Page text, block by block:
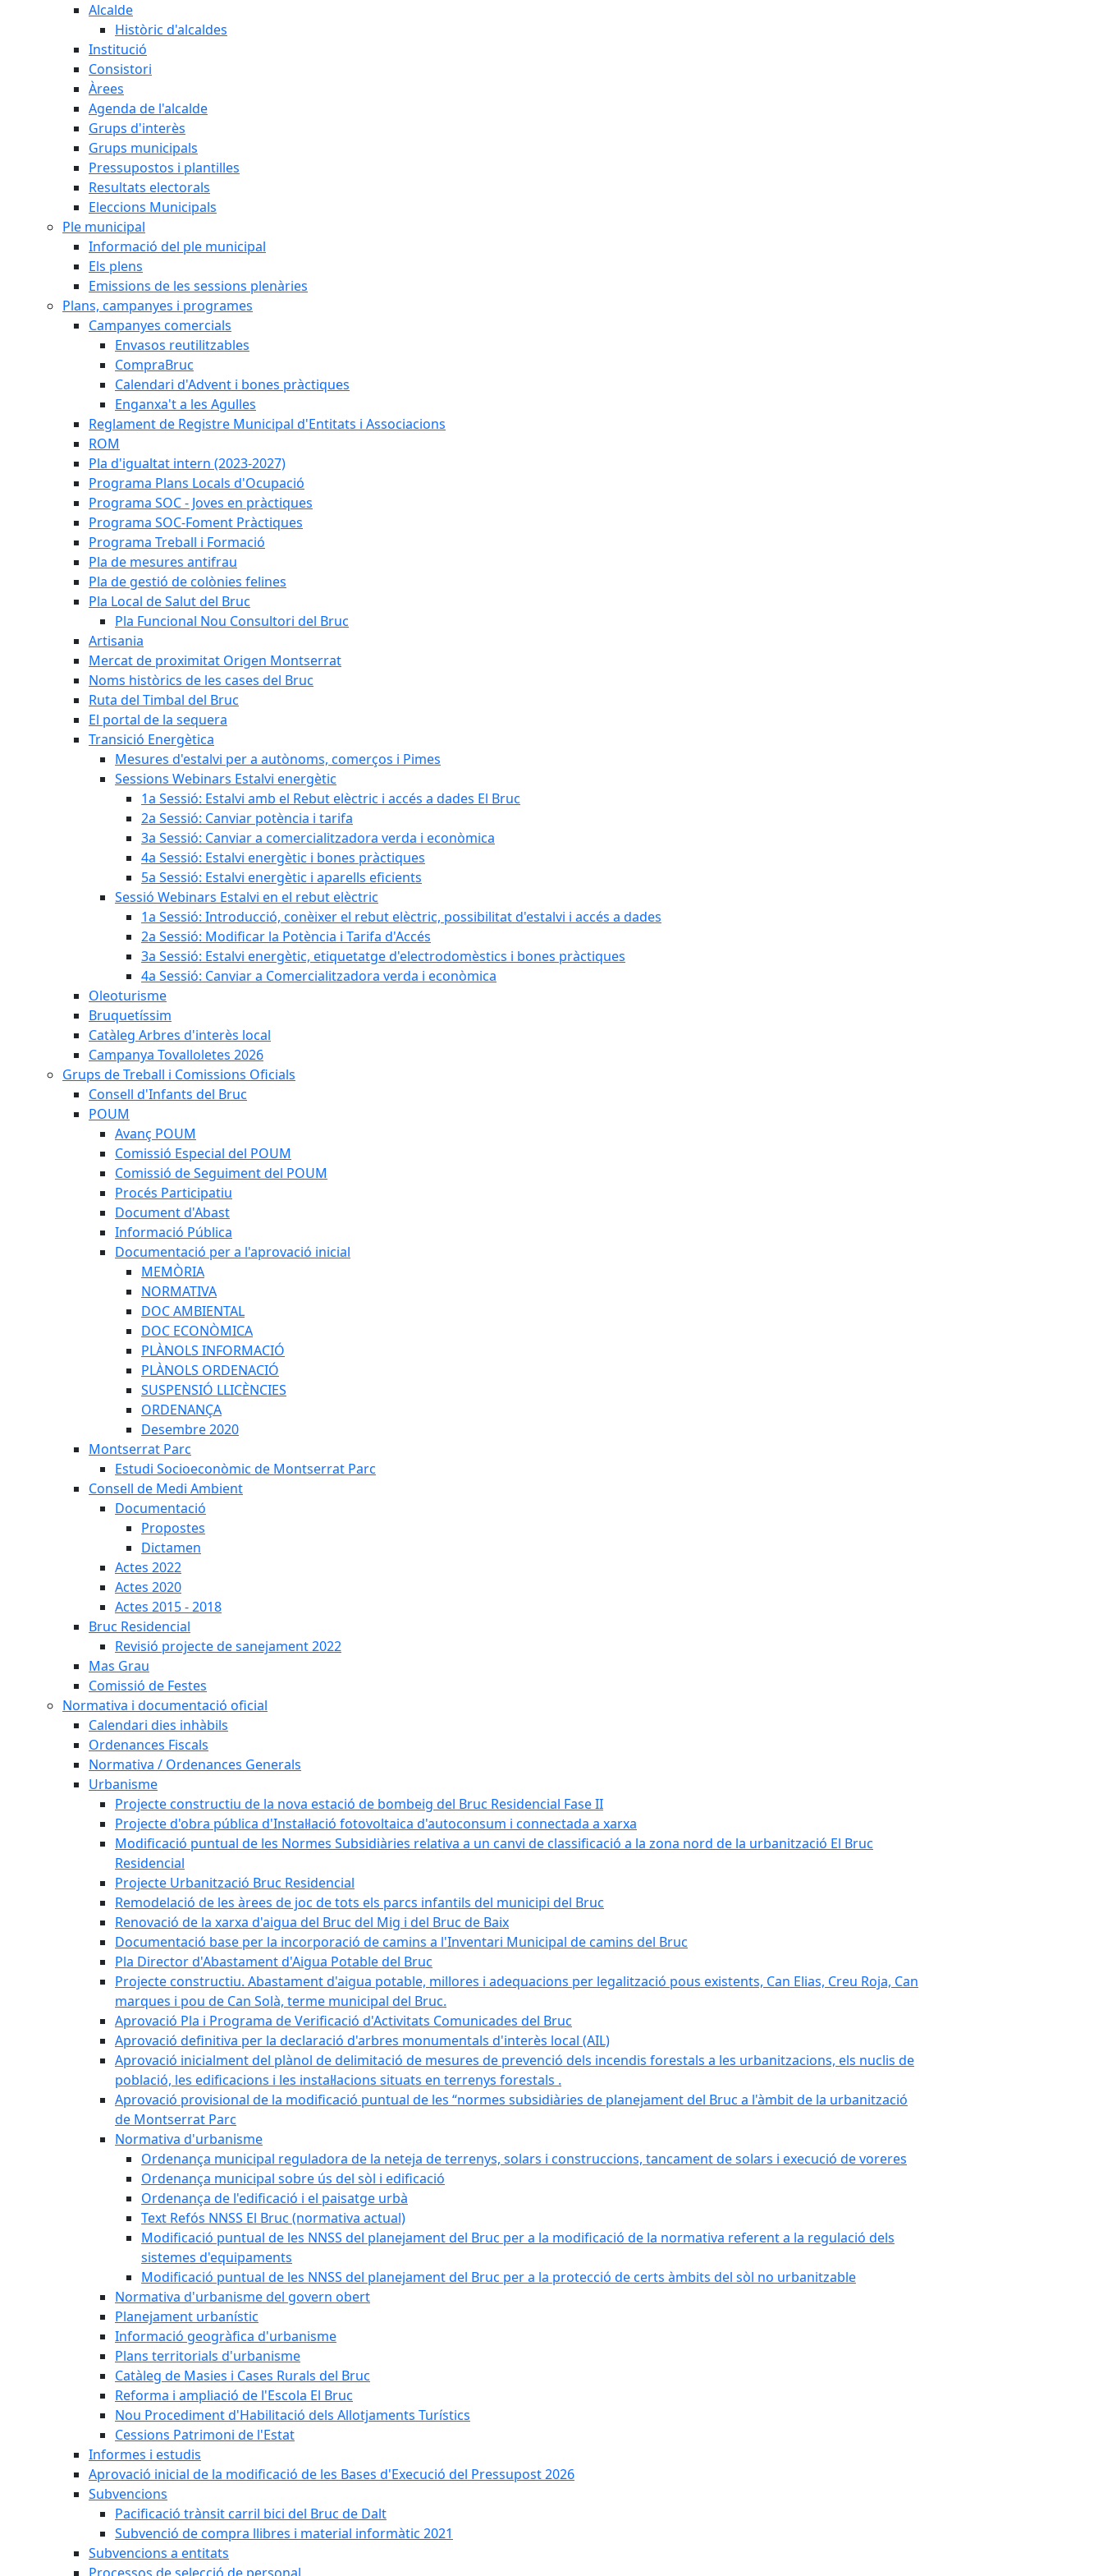
Alcalde
Històric d'alcaldes
Institució
Consistori
Àrees
Agenda de l'alcalde
Grups d'interès
Grups municipals
Pressupostos i plantilles
Resultats electorals
Eleccions Municipals
Ple municipal
Informació del ple municipal
Els plens
Emissions de les sessions plenàries
Plans, campanyes i programes
Campanyes comercials
Envasos reutilitzables
CompraBruc
Calendari d'Advent i bones pràctiques
Enganxa't a les Agulles
Reglament de Registre Municipal d'Entitats i Associacions
ROM
Pla d'igualtat intern (2023-2027)
Programa Plans Locals d'Ocupació
Programa SOC - Joves en pràctiques
Programa SOC-Foment Pràctiques
Programa Treball i Formació
Pla de mesures antifrau
Pla de gestió de colònies felines
Pla Local de Salut del Bruc
Pla Funcional Nou Consultori del Bruc
Artisania
Mercat de proximitat Origen Montserrat
Noms històrics de les cases del Bruc
Ruta del Timbal del Bruc
El portal de la sequera
Transició Energètica
Mesures d'estalvi per a autònoms, comerços i Pimes
Sessions Webinars Estalvi energètic
1a Sessió: Estalvi amb el Rebut elèctric i accés a dades El Bruc
2a Sessió: Canviar potència i tarifa
3a Sessió: Canviar a comercialitzadora verda i econòmica
4a Sessió: Estalvi energètic i bones pràctiques
5a Sessió: Estalvi energètic i aparells eficients
Sessió Webinars Estalvi en el rebut elèctric
1a Sessió: Introducció, conèixer el rebut elèctric, possibilitat d'estalvi i accés a dades
2a Sessió: Modificar la Potència i Tarifa d'Accés
3a Sessió: Estalvi energètic, etiquetatge d'electrodomèstics i bones pràctiques
4a Sessió: Canviar a Comercialitzadora verda i econòmica
Oleoturisme
Bruquetíssim
Catàleg Arbres d'interès local
Campanya Tovalloletes 2026
Grups de Treball i Comissions Oficials
Consell d'Infants del Bruc
POUM
Avanç POUM
Comissió Especial del POUM
Comissió de Seguiment del POUM
Procés Participatiu
Document d'Abast
Informació Pública
Documentació per a l'aprovació inicial
MEMÒRIA
NORMATIVA
DOC AMBIENTAL
DOC ECONÒMICA
PLÀNOLS INFORMACIÓ
PLÀNOLS ORDENACIÓ
SUSPENSIÓ LLICÈNCIES
ORDENANÇA
Desembre 2020
Montserrat Parc
Estudi Socioeconòmic de Montserrat Parc
Consell de Medi Ambient
Documentació
Propostes
Dictamen
Actes 2022
Actes 2020
Actes 2015 - 2018
Bruc Residencial
Revisió projecte de sanejament 2022
Mas Grau
Comissió de Festes
Normativa i documentació oficial
Calendari dies inhàbils
Ordenances Fiscals
Normativa / Ordenances Generals
Urbanisme
Projecte constructiu de la nova estació de bombeig del Bruc Residencial Fase II
Projecte d'obra pública d'Instal·lació fotovoltaica d'autoconsum i connectada a xarxa
Modificació puntual de les Normes Subsidiàries relativa a un canvi de classificació a la zona nord de la urbanització El Bruc
Residencial
Projecte Urbanització Bruc Residencial
Remodelació de les àrees de joc de tots els parcs infantils del municipi del Bruc
Renovació de la xarxa d'aigua del Bruc del Mig i del Bruc de Baix
Documentació base per la incorporació de camins a l'Inventari Municipal de camins del Bruc
Pla Director d'Abastament d'Aigua Potable del Bruc
Projecte constructiu. Abastament d'aigua potable, millores i adequacions per legalització pous existents, Can Elias, Creu Roja, Can
marques i pou de Can Solà, terme municipal del Bruc.
Aprovació Pla i Programa de Verificació d'Activitats Comunicades del Bruc
Aprovació definitiva per la declaració d'arbres monumentals d'interès local (AIL)
Aprovació inicialment del plànol de delimitació de mesures de prevenció dels incendis forestals a les urbanitzacions, els nuclis de
població, les edificacions i les instal·lacions situats en terrenys forestals .
Aprovació provisional de la modificació puntual de les “normes subsidiàries de planejament del Bruc a l'àmbit de la urbanització
de Montserrat Parc
Normativa d'urbanisme
Ordenança municipal reguladora de la neteja de terrenys, solars i construccions, tancament de solars i execució de voreres
Ordenança municipal sobre ús del sòl i edificació
Ordenança de l'edificació i el paisatge urbà
Text Refós NNSS El Bruc (normativa actual)
Modificació puntual de les NNSS del planejament del Bruc per a la modificació de la normativa referent a la regulació dels
sistemes d'equipaments
Modificació puntual de les NNSS del planejament del Bruc per a la protecció de certs àmbits del sòl no urbanitzable
Normativa d'urbanisme del govern obert
Planejament urbanístic
Informació geogràfica d'urbanisme
Plans territorials d'urbanisme
Catàleg de Masies i Cases Rurals del Bruc
Reforma i ampliació de l'Escola El Bruc
Nou Procediment d'Habilitació dels Allotjaments Turístics
Cessions Patrimoni de l'Estat
Informes i estudis
Aprovació inicial de la modificació de les Bases d'Execució del Pressupost 2026
Subvencions
Pacificació trànsit carril bici del Bruc de Dalt
Subvenció de compra llibres i material informàtic 2021
Subvencions a entitats